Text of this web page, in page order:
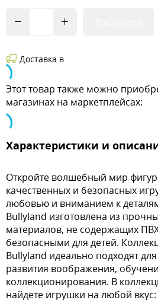
Доставка в
Этот товар также можно
магазинах на маркетплейсах:
Характеристики и
Откройте волшебный мир
качественных и безопасных
любовью и вниманием к
Bullyland изготовлена из
материалов, не содержащих
безопасными для детей.
Bullyland идеально подходят
развития воображения,
коллекционирования. В
найдете игрушки на любой